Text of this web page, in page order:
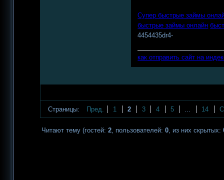
Супер быстрые займы
быстрые займы онлайн
4454435dr4-
как отправить сайт на
Страницы: Пред. 1 2 3 4 5 14
Читают тему (гостей: 2 , пользователей: 0 , из них скрытых: